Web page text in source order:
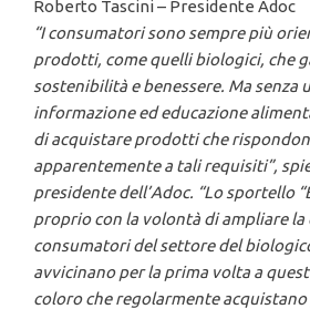
Roberto Tascini – Presidente Adoc
“I consumatori sono sempre più
prodotti, come quelli biologici, che
sostenibilità e benessere. Ma senza
informazione ed educazione
di acquistare prodotti che
apparentemente a talirequisiti”,
presidente dell’Adoc. “Lo sportello
proprio con la volontà di ampliare la
consumatori del settore del
avvicinano per la prima volta a
coloro che regolarmente acquistano